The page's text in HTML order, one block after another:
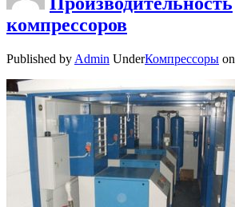
компрессоров
Published by Admin UnderКомпрессоры on